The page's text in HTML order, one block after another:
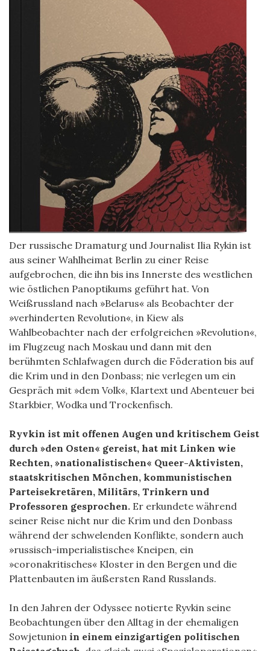
Der russische Dramaturg und Journalist Ilia Rykin ist
aus seiner Wahlheimat Berlin zu einer Reise
aufgebrochen, die ihn bis ins Innerste des westlichen
wie östlichen Panoptikums geführt hat. Von
Weißrussland nach »Belarus« als Beobachter der
»verhinderten Revolution«, in Kiew als
Wahlbeobachter nach der erfolgreichen »Revolution«,
im Flugzeug nach Moskau und dann mit den
berühmten Schlafwagen durch die Föderation bis auf
die Krim und in den Donbass; nie verlegen um ein
Gespräch mit »dem Volk«, Klartext und Abenteuer bei
Starkbier, Wodka und Trockenfisch.
Ryvkin ist mit offenen Augen und kritischem Geist
durch »den Osten« gereist, hat mit Linken wie
Rechten, »nationalistischen« Queer-Aktivisten,
staatskritischen Mönchen, kommunistischen
Parteisekretären, Militärs, Trinkern und
Professoren gesprochen. Er erkundete während
seiner Reise nicht nur die Krim und den Donbass
während der schwelenden Konflikte, sondern auch
»russisch-imperialistische« Kneipen, ein
»coronakritisches« Kloster in den Bergen und die
Plattenbauten im äußersten Rand Russlands.
In den Jahren der Odyssee notierte Ryvkin seine
Beobachtungen über den Alltag in der ehemaligen
Sowjetunion in einem einzigartigen politischen